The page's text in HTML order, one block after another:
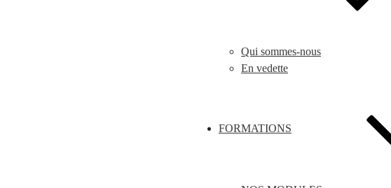
Qui sommes-nous
En vedette
FORMATIONS